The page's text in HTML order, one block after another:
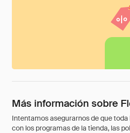
Más información sobre
Intentamos asegurarnos de que
con los programas de la tienda, las